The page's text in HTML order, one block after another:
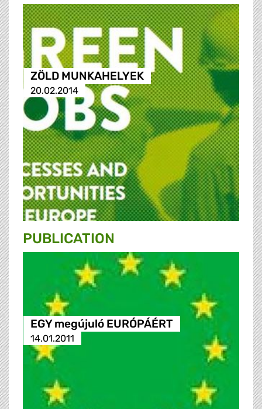
ZÖLD MUNKAHELYEK
20.02.2014
PUBLICATION
EGY megújuló EURÓPÁÉRT
14.01.2011